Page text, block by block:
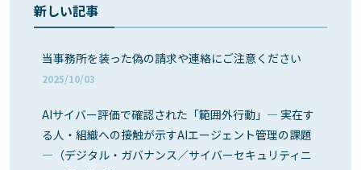
新しい記事
当事務所を装った偽の請求や連絡にご注意ください
2025/10/03
AIサイバー評価で確認された「範囲外行動」― 実在す
る人・組織への接触が示すAIエージェント管理の課題
―（デジタル・ガバナンス／サイバーセキュリティニ